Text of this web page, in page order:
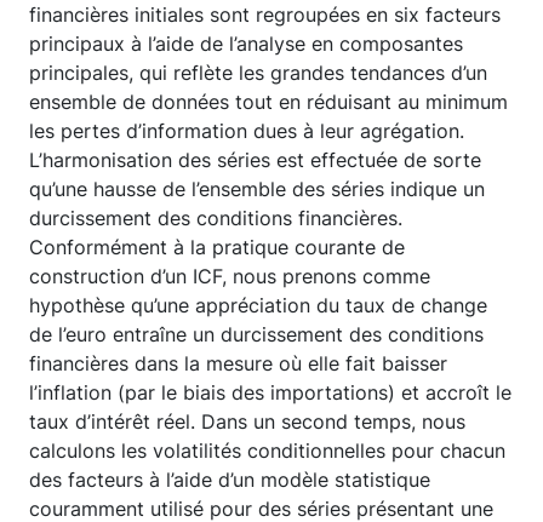
financières initiales sont regroupées en six facteurs
principaux à l’aide de l’analyse en composantes
principales, qui reflète les grandes tendances d’un
ensemble de données tout en réduisant au minimum
les pertes d’information dues à leur agrégation.
L’harmonisation des séries est effectuée de sorte
qu’une hausse de l’ensemble des séries indique un
durcissement des conditions financières.
Conformément à la pratique courante de
construction d’un ICF, nous prenons comme
hypothèse qu’une appréciation du taux de change
de l’euro entraîne un durcissement des conditions
financières dans la mesure où elle fait baisser
l’inflation (par le biais des importations) et accroît le
taux d’intérêt réel. Dans un second temps, nous
calculons les volatilités conditionnelles pour chacun
des facteurs à l’aide d’un modèle statistique
couramment utilisé pour des séries présentant une